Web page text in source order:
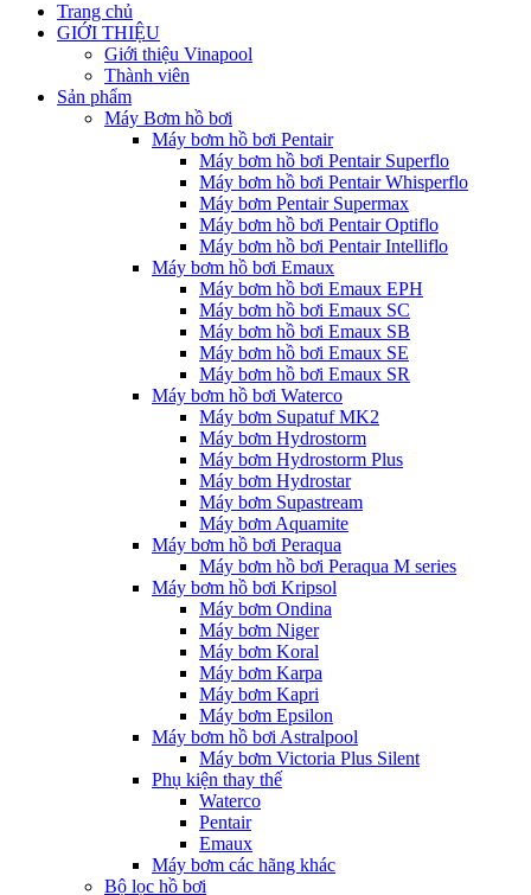
Trang chủ
GIỚI THIỆU
Giới thiệu Vinapool
Thành viên
Sản phẩm
Máy Bơm hồ bơi
Máy bơm hồ bơi Pentair
Máy bơm hồ bơi Pentair Superflo
Máy bơm hồ bơi Pentair Whisperflo
Máy bơm Pentair Supermax
Máy bơm hồ bơi Pentair Optiflo
Máy bơm hồ bơi Pentair Intelliflo
Máy bơm hồ bơi Emaux
Máy bơm hồ bơi Emaux EPH
Máy bơm hồ bơi Emaux SC
Máy bơm hồ bơi Emaux SB
Máy bơm hồ bơi Emaux SE
Máy bơm hồ bơi Emaux SR
Máy bơm hồ bơi Waterco
Máy bơm Supatuf MK2
Máy bơm Hydrostorm
Máy bơm Hydrostorm Plus
Máy bơm Hydrostar
Máy bơm Supastream
Máy bơm Aquamite
Máy bơm hồ bơi Peraqua
Máy bơm hồ bơi Peraqua M series
Máy bơm hồ bơi Kripsol
Máy bơm Ondina
Máy bơm Niger
Máy bơm Koral
Máy bơm Karpa
Máy bơm Kapri
Máy bơm Epsilon
Máy bơm hồ bơi Astralpool
Máy bơm Victoria Plus Silent
Phụ kiện thay thế
Waterco
Pentair
Emaux
Máy bơm các hãng khác
Bộ lọc hồ bơi